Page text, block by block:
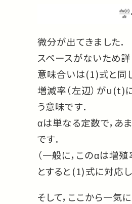
微分が出てきました．
スペースがないため詳
意味合いは(1)式と同
増減率（左辺）がu(t)
う意味です．
αは単なる定数で，あ
です．
（一般に，このαは増
とすると(1)式に対応し
そして，ここから一気